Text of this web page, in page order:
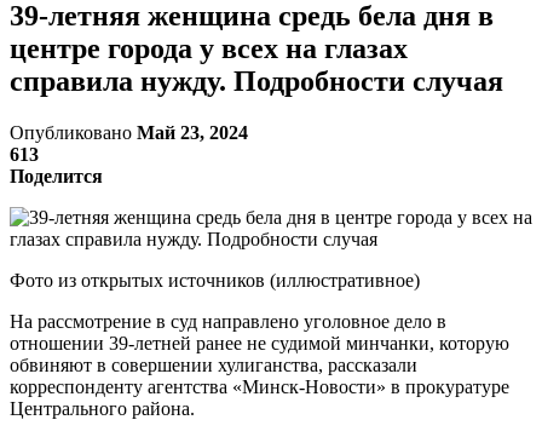
39-летняя женщина средь бела дня в
центре города у всех на глазах
справила нужду. Подробности случая
Опубликовано Май 23, 2024
613
Поделится
Фото из открытых источников (иллюстративное)
На рассмотрение в суд направлено уголовное дело в
отношении 39-летней ранее не судимой минчанки, которую
обвиняют в совершении хулиганства, рассказали
корреспонденту агентства «Минск-Новости» в прокуратуре
Центрального района.